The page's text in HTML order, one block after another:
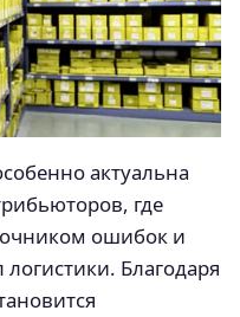
актуальна
где
ошибок и
Благодаря